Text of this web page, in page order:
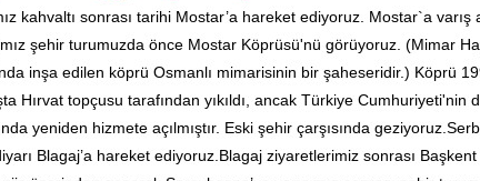
kahvaltı sonrası tarihi Mostar’a hareket ediyoruz. Mostar`a varış
şehir turumuzda önce Mostar Köprüsü'nü görüyoruz. (Mimar
inşa edilen köprü Osmanlı mimarisinin bir şaheseridir.) Köprü
Hırvat topçusu tarafından yıkıldı, ancak Türkiye Cumhuriyeti'nin
yeniden hizmete açılmıştır. Eski şehir çarşısında
Blagaj’a hareket ediyoruz.Blagaj ziyaretlerimiz sonrası